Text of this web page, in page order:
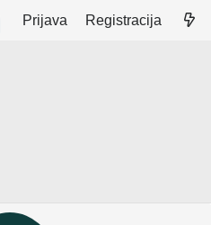
Prijava Registracija